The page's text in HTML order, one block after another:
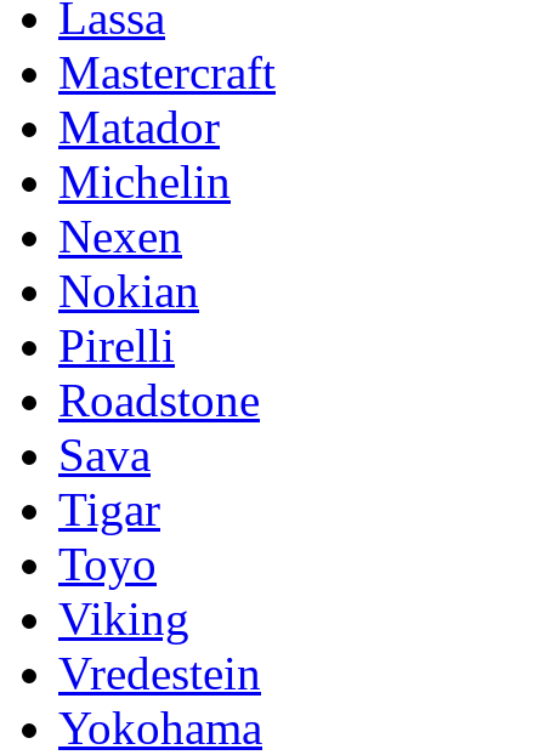
Lassa
Mastercraft
Matador
Michelin
Nexen
Nokian
Pirelli
Roadstone
Sava
Tigar
Toyo
Viking
Vredestein
Yokohama